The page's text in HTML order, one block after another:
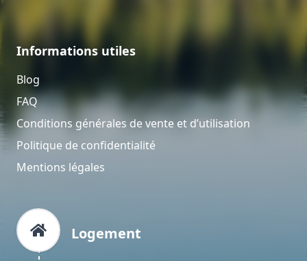
Informations utiles
Blog
FAQ
Conditions générales de vente et d’utilisation
Politique de confidentialité
Mentions légales
Logement